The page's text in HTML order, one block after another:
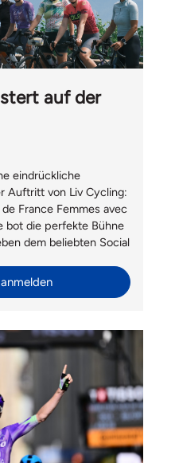
auf der
eindrückliche
Auftritt von Liv Cycling:
France Femmes avec
bot die perfekte Bühne
dem beliebten Social
International aus